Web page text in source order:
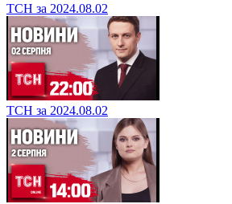
ТСН за 2024.08.02
ТСН за 2024.08.02